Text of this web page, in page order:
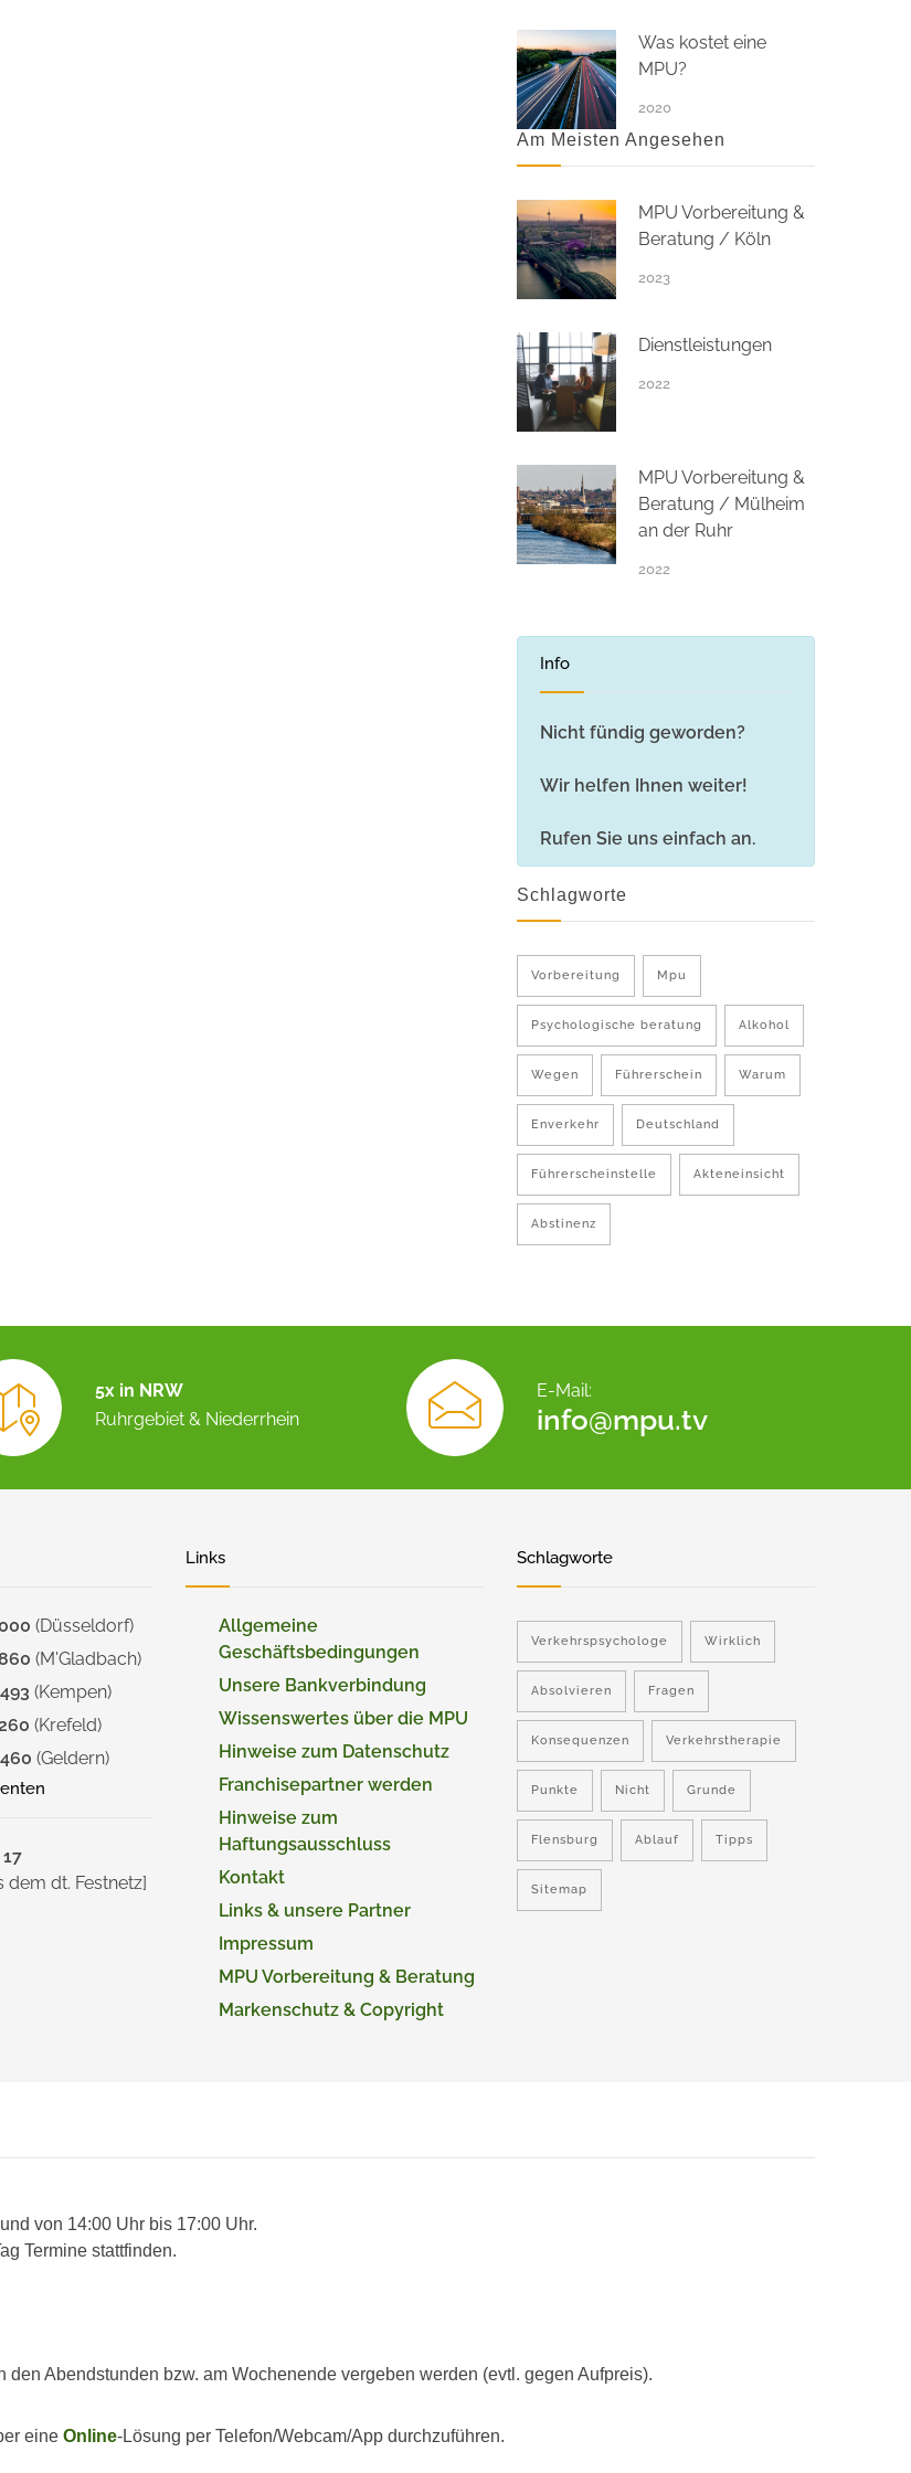
Was kostet eine
MPU?
2020
Am Meisten Angesehen
MPU Vorbereitung &
Beratung / Köln
2023
Dienstleistungen
2022
MPU Vorbereitung &
Beratung / Mülheim
an der Ruhr
2022
Info
Nicht fündig geworden?
Wir helfen Ihnen weiter!
Rufen Sie uns einfach an.
Schlagworte
Vorbereitung Mpu
Psychologische beratung Alkohol
Wegen Führerschein Warum
Enverkehr Deutschland
Führerscheinstelle Akteneinsicht
Abstinenz
5x in NRW
Ruhrgebiet & Niederrhein
E-Mail:
info@mpu.tv
(Düsseldorf)
(M'Gladbach)
(Kempen)
(Krefeld)
(Geldern)
dem dt. Festnetz]
Links
Allgemeine
Geschäftsbedingungen
Unsere Bankverbindung
Wissenswertes über die MPU
Hinweise zum Datenschutz
Franchisepartner werden
Hinweise zum
Haftungsausschluss
Kontakt
Links & unsere Partner
Impressum
MPU Vorbereitung & Beratung
Markenschutz & Copyright
Schlagworte
Verkehrspsychologe Wirklich
Absolvieren Fragen
Konsequenzen Verkehrstherapie
Punkte Nicht Grunde
Flensburg Ablauf Tipps
Sitemap
von 14:00 Uhr bis 17:00 Uhr.
Termine stattfinden.
Abendstunden bzw. am Wochenende vergeben werden (evtl. gegen Aufpreis).
eine Online-Lösung per Telefon/Webcam/App durchzuführen.